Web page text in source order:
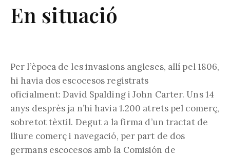
En situació
Per l’època de les invasions angleses, allí pel 1806,
hi havia dos escocesos registrats
oficialment: David Spalding i John Carter. Uns 14
anys desprès ja n’hi havia 1.200 atrets pel comerç,
sobretot tèxtil. Degut a la firma d’un tractat de
lliure comerç i navegació, per part de dos
germans escocesos amb la Comisión de